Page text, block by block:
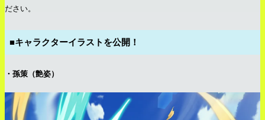
ださい。
■キャラクターイラストを公開！
・孫策（艶姿）